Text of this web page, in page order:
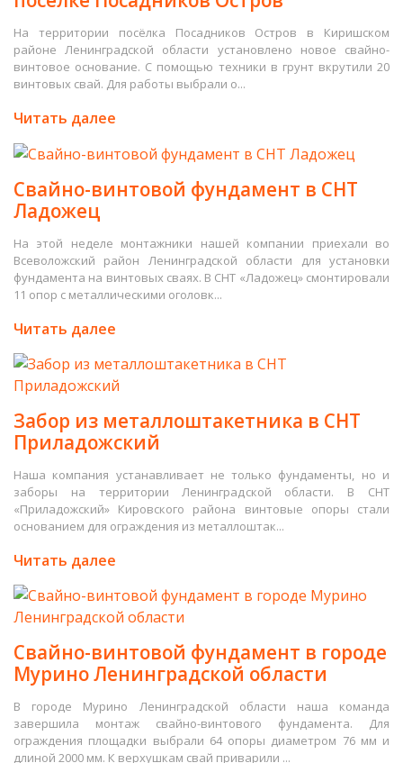
На территории посёлка Посадников Остров в Киришском
районе Ленинградской области установлено новое свайно-
винтовое основание. С помощью техники в грунт вкрутили 20
винтовых свай. Для работы выбрали о...
Читать далее
Свайно-винтовой фундамент в СНТ
Ладожец
На этой неделе монтажники нашей компании приехали во
Всеволожский район Ленинградской области для установки
фундамента на винтовых сваях. В СНТ «Ладожец» смонтировали
11 опор с металлическими оголовк...
Читать далее
Забор из металлоштакетника в СНТ
Приладожский
Наша компания устанавливает не только фундаменты, но и
заборы на территории Ленинградской области. В СНТ
«Приладожский» Кировского района винтовые опоры стали
основанием для ограждения из металлоштак...
Читать далее
Свайно-винтовой фундамент в городе
Мурино Ленинградской области
В городе Мурино Ленинградской области наша команда
завершила монтаж свайно-винтового фундамента. Для
ограждения площадки выбрали 64 опоры диаметром 76 мм и
длиной 2000 мм. К верхушкам свай приварили ...